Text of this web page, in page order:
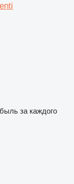
за каждого